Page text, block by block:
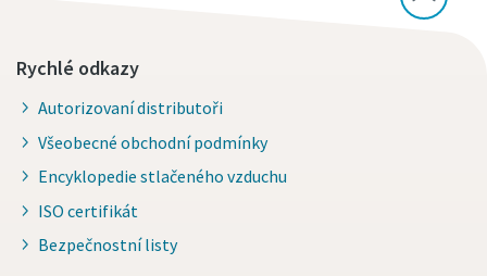
Rychlé odkazy
Autorizovaní distributoři
Všeobecné obchodní podmínky
Encyklopedie stlačeného vzduchu
ISO certifikát
Bezpečnostní listy